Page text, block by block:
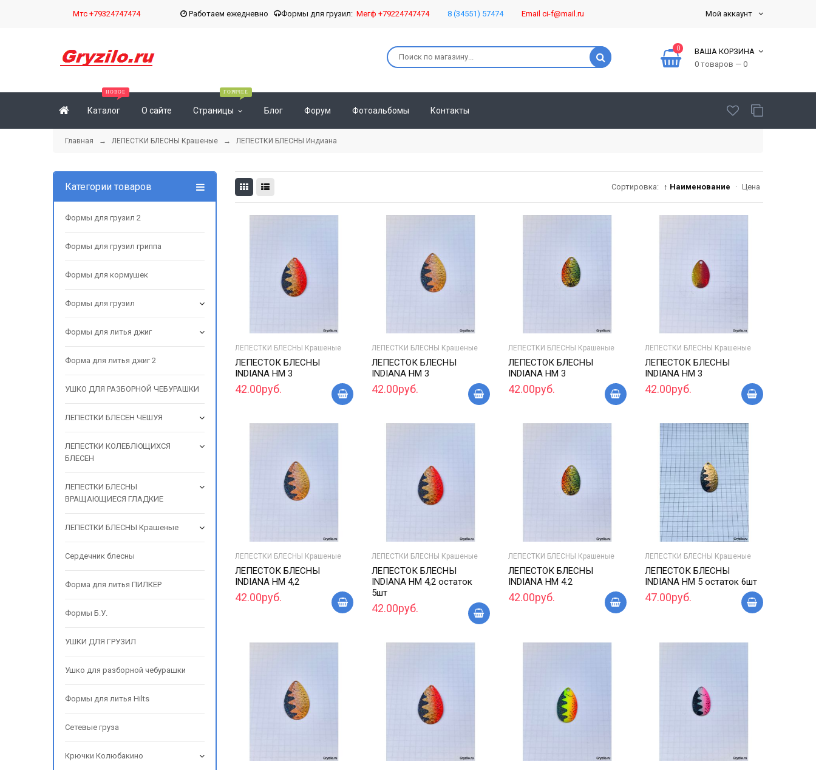
Мой аккаунт
Работаем ежедневно Формы для грузил:
Мтс +79324747474 Мегф +79224747474 8 (34551) 57474 Email ci-f@mail.ru
0
ВАША КОРЗИНА
0 товаров — 0
Каталог О сайте Страницы Блог Форум Фотоальбомы Контакты
Главная → ЛЕПЕСТКИ БЛЕСНЫ Крашеные → ЛЕПЕСТКИ БЛЕСНЫ Индиана
Сортировка: ↑ Наименование · Цена
ЛЕПЕСТКИ БЛЕСНЫ Крашеные
ЛЕПЕСТОК БЛЕСНЫ
INDIANA HM 3
42.00руб.
ЛЕПЕСТКИ БЛЕСНЫ Крашеные
ЛЕПЕСТОК БЛЕСНЫ
INDIANA HM 3
42.00руб.
ЛЕПЕСТКИ БЛЕСНЫ Крашеные
ЛЕПЕСТОК БЛЕСНЫ
INDIANA HM 3
42.00руб.
ЛЕПЕСТКИ БЛЕСНЫ Крашеные
ЛЕПЕСТОК БЛЕСНЫ
INDIANA HM 3
42.00руб.
ЛЕПЕСТКИ БЛЕСНЫ Крашеные
ЛЕПЕСТОК БЛЕСНЫ
INDIANA HM 4,2
42.00руб.
ЛЕПЕСТКИ БЛЕСНЫ Крашеные
ЛЕПЕСТОК БЛЕСНЫ
INDIANA HM 4,2 остаток
5шт
42.00руб.
ЛЕПЕСТКИ БЛЕСНЫ Крашеные
ЛЕПЕСТОК БЛЕСНЫ
INDIANA HM 4.2
42.00руб.
ЛЕПЕСТКИ БЛЕСНЫ Крашеные
ЛЕПЕСТОК БЛЕСНЫ
INDIANA HM 5 остаток 6шт
47.00руб.
Категории товаров
Формы для грузил 2
Формы для грузил гриппа
Формы для кормушек
Формы для грузил
Формы для литья джиг
Форма для литья джиг 2
УШКО ДЛЯ РАЗБОРНОЙ ЧЕБУРАШКИ
ЛЕПЕСТКИ БЛЕСЕН ЧЕШУЯ
ЛЕПЕСТКИ КОЛЕБЛЮЩИХСЯ
БЛЕСЕН
ЛЕПЕСТКИ БЛЕСНЫ
ВРАЩАЮЩИЕСЯ ГЛАДКИЕ
ЛЕПЕСТКИ БЛЕСНЫ Крашеные
Сердечник блесны
Форма для литья ПИЛКЕР
Формы Б.У.
УШКИ ДЛЯ ГРУЗИЛ
Ушко для разборной чебурашки
Формы для литья Hilts
Сетевые груза
Крючки Колюбакино